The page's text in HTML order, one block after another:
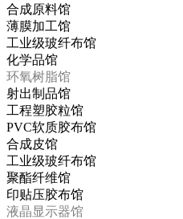
合成原料馆
薄膜加工馆
工业级玻纤布馆
化学品馆
环氧树脂馆
射出制品馆
工程塑胶粒馆
PVC软质胶布馆
合成皮馆
工业级玻纤布馆
聚酯纤维馆
印贴压胶布馆
液晶显示器馆